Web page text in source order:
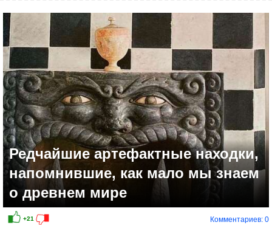
+21
Редчайшие артефактные находки,
напомнившие, как мало мы знаем
о древнем мире
Комментариев: 0